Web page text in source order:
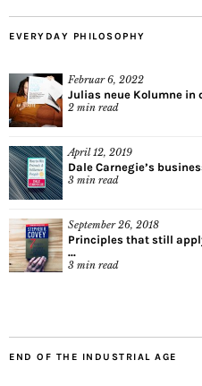
EVERYDAY PHILOSOPHY
Februar 6, 2022
Julias neue Kolumne
2 min read
April 12, 2019
Dale Carnegie’s
3 min read
September 26, 2018
Principles that still
...
3 min read
END OF THE INDUSTRIAL AGE